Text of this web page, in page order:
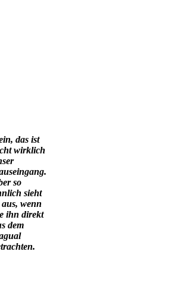
das ist
wirklich
so
sieht
aus, wenn
ihn direkt
dem